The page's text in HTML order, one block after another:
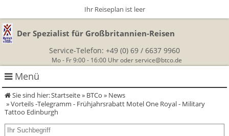
Der Spezialist für Großbritannien-Reisen
Service-Telefon: +49 (0) 69 / 6637 9960
Mo - Fr 9:00 - 16:00 Uhr oder service@btco.de
Menü
Rundreisen Großbritannien
Autorundreisen
Wanderurlaub
Sie sind hier:Startseite» BTCo » News
» Vorteils -Telegramm - Frühjahrsrabatt Motel One Royal - Military
Tattoo Edinburgh
Ihr Reiseplan ist leer